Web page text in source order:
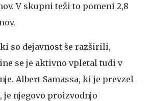
V skupni teži to pomeni 2,8
so dejavnost še razširili,
se je aktivno vpletal tudi v
Albert Samassa, ki je prevzel
je njegovo proizvodnjo